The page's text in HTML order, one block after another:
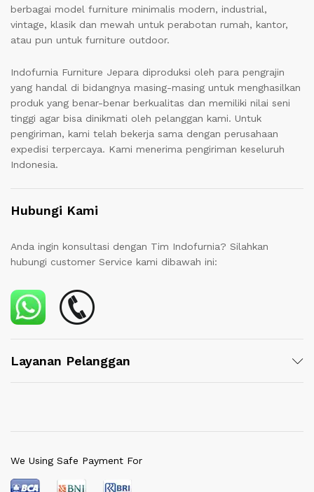
berbagai model furniture minimalis modern, industrial,
vintage, klasik dan mewah untuk perabotan rumah, kantor,
atau pun untuk furniture outdoor.
Indofurnia Furniture Jepara diproduksi oleh para pengrajin
yang handal di bidangnya masing-masing untuk menghasilkan
produk yang benar-benar berkualitas dan memiliki nilai seni
tinggi agar bisa dinikmati oleh pelanggan kami. Untuk
pengiriman, kami telah bekerja sama dengan perusahaan
expedisi terpercaya. Kami menerima pengiriman keseluruh
Indonesia.
Hubungi Kami
Anda ingin konsultasi dengan Tim Indofurnia? Silahkan
hubungi customer Service kami dibawah ini:
Layanan Pelanggan
We Using Safe Payment For